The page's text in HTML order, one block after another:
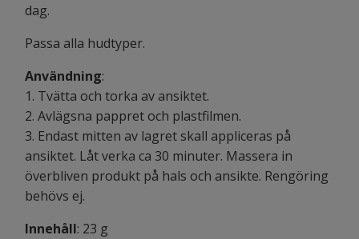
dag.
Passa alla hudtyper.
Användning:
1. Tvätta och torka av ansiktet.
2. Avlägsna pappret och plastfilmen.
3. Endast mitten av lagret skall appliceras på
ansiktet. Låt verka ca 30 minuter. Massera in
överbliven produkt på hals och ansikte. Rengöring
behövs ej.
Innehåll: 23 g